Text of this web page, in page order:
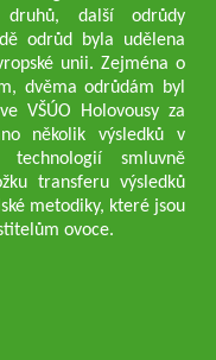
další odrůdy
odrůd byla udělena
unii. Zejména o
dvěma odrůdám byl
VŠÚO Holovousy za
několik výsledků v
smluvně
transferu výsledků
metodiky, které jsou
ovoce.